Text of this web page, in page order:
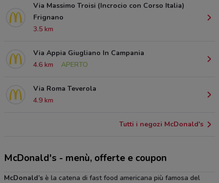
Via Massimo Troisi (Incrocio con Corso Italia)
Frignano
3.5 km
Via Appia Giugliano In Campania
4.6 km
APERTO
Via Roma Teverola
4.9 km
Tutti i negozi McDonald's
McDonald's - menù, offerte e coupon
McDonald’s è la catena di fast food americana più famosa del